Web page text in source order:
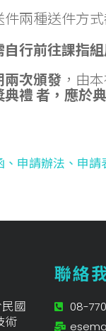
兩種送件方式
自行前往課指
兩次頒發 ，由
禮 者，應於
申請辦法、申請
國
術
聯絡
08-